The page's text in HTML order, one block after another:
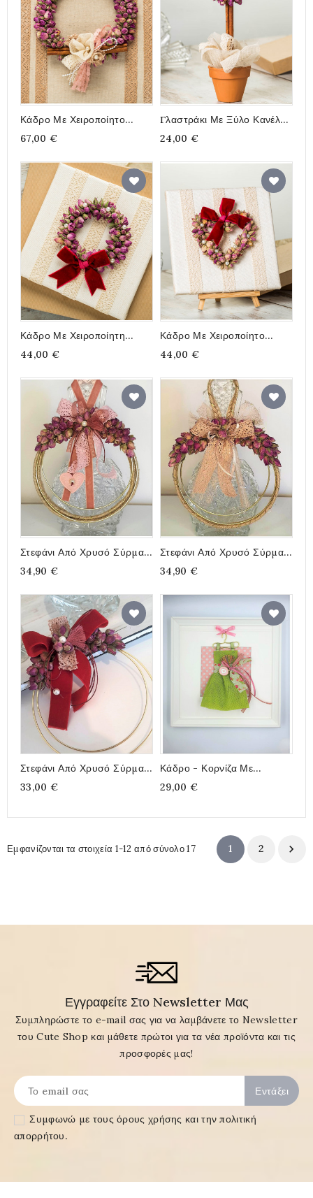
Κάδρο Με Χειροποίητο
Στεφάνι, Αποξηραμένα
Τριανταφυλλάκια, 30x30cm
67,00 €
Γλαστράκι Με Ξύλο Κανέλας
& Αποξηραμένα
Τριανταφυλλάκια, 7,5x22cm
24,00 €
Κάδρο Με Χειροποίητη
Καρδιά Από Αποξηραμένα
Τριανταφυλλάκια, 20x20cm
44,00 €
Κάδρο Με Χειροποίητο
Στεφάνι, Αποξηραμένα
Τριανταφυλλάκια, 20x20cm
44,00 €
Στεφάνι Από Χρυσό Σύρμα
Με Αποξηραμένα
Τριανταφυλλάκια, 15x27cm
34,90 €
Στεφάνι Από Χρυσό Σύρμα
Με Αποξηραμένα
Τριανταφυλλάκια, 15x27cm
34,90 €
Στεφάνι Από Χρυσό Σύρμα
Με Αποξηραμένα
Τριανταφυλλάκια, 15x17cm
33,00 €
Κάδρο - Κορνίζα Με
Χειροποίητο Πράσινο
Φορεματάκι, Ροζ Ματάκι,
29,00 €
Εμφανίζονται τα στοιχεία 1-12 από σύνολο 17 1 2 
Εγγραφείτε Στο Newsletter Μας
Συμπληρώστε το e-mail σας για να λαμβάνετε το Newsletter
του Cute Shop και μάθετε πρώτοι για τα νέα προϊόντα και τις
προσφορές μας!
Συμφωνώ με τουςόρους χρήσης και την πολιτική
απορρήτου.